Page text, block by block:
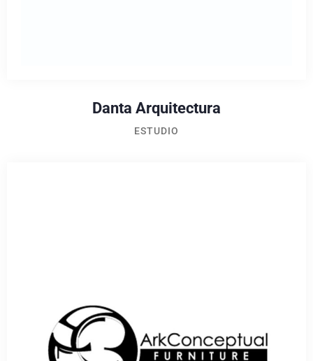
Danta Arquitectura
ESTUDIO